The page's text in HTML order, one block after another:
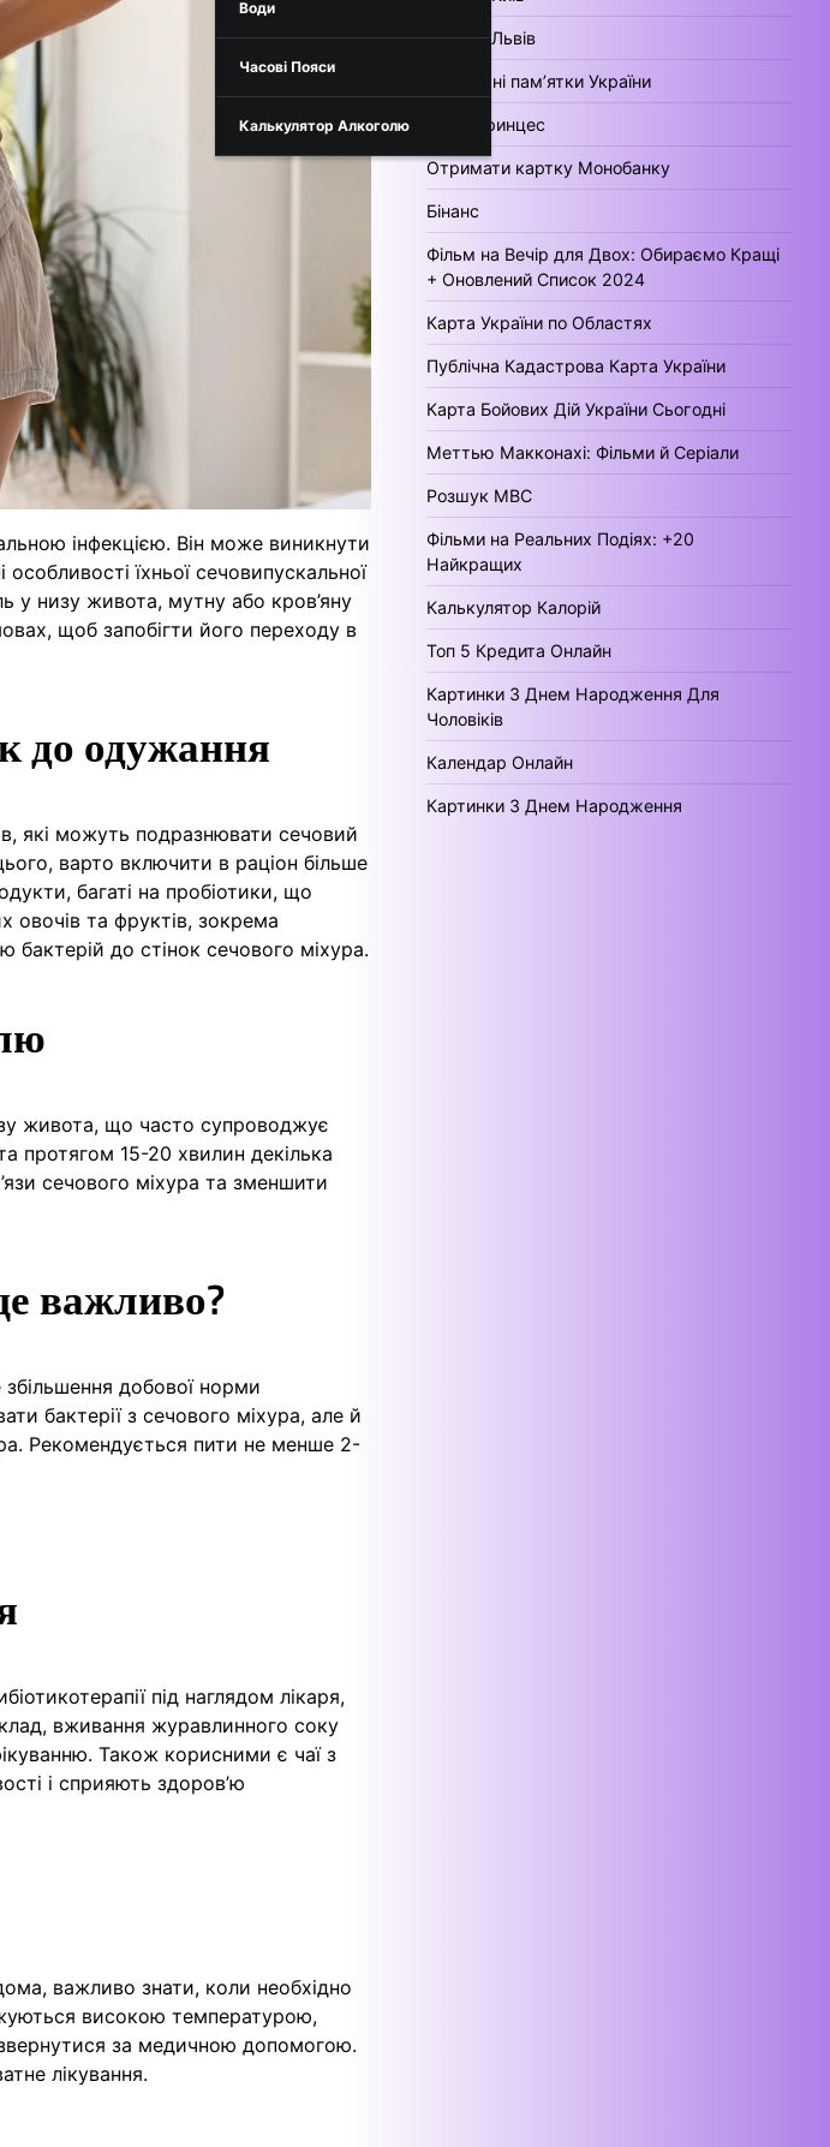
Води
Часові Пояси
Калькулятор Алкоголю
інфекцією. Він може виникнути
їхньої сечовипускальної
у низу живота, мутну або кров’яну
щоб запобігти його переходу в
до одужання
які можуть подразнювати сечовий
варто включити в раціон більше
багаті на пробіотики, що
овочів та фруктів, зокрема
до стінок сечового міхура.
живота, що часто супроводжує
протягом 15-20 хвилин декілька
сечового міхура та зменшити
важливо?
добової норми
бактерії з сечового міхура, але й
Рекомендується пити не менше 2-
під наглядом лікаря,
вживання журавлинного соку
Також корисними є чаї з
і сприяють здоров’ю
важливо знати, коли необхідно
високою температурою,
за медичною допомогою.
лікування.
Погода Львів
Культурні пам’ятки України
День Принцес
Отримати картку Монобанку
Бінанс
Фільм на Вечір для Двох: Обираємо Кращі
+ Оновлений Список 2024
Карта України по Областях
Публічна Кадастрова Карта України
Карта Бойових Дій України Сьогодні
Меттью Макконахі: Фільми й Серіали
Розшук МВС
Фільми на Реальних Подіях: +20
Найкращих
Калькулятор Калорій
Топ 5 Кредита Онлайн
Картинки З Днем Народження Для
Чоловіків
Календар Онлайн
Картинки З Днем Народження